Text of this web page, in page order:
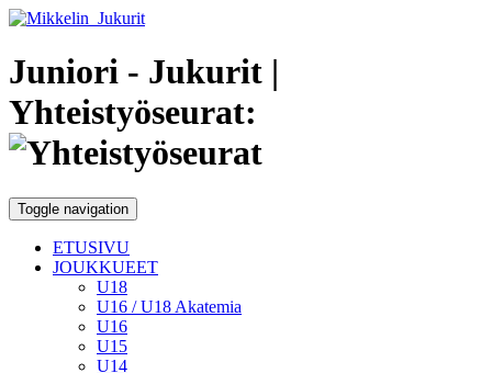
Juniori - Jukurit |
Yhteistyöseurat:
Toggle navigation
ETUSIVU
JOUKKUEET
U18
U16 / U18 Akatemia
U16
U15
U14